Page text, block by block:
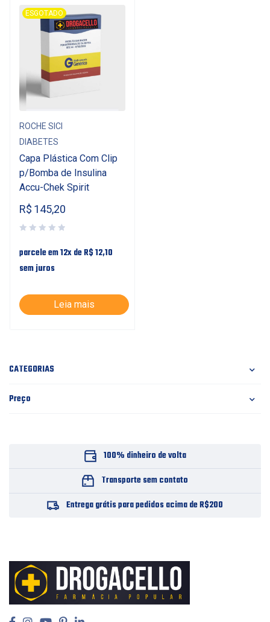
CATEGORIAS
Preço
ESGOTADO
ROCHE SICI
DIABETES
Capa Plástica Com Clip
p/Bomba de Insulina
Accu-Chek Spirit
R$ 145,20
parcele em 12x deR$12,10
sem juros
Leia mais
100% dinheiro de volta
Transporte sem contato
Entrega grátis para pedidos acima de R$200